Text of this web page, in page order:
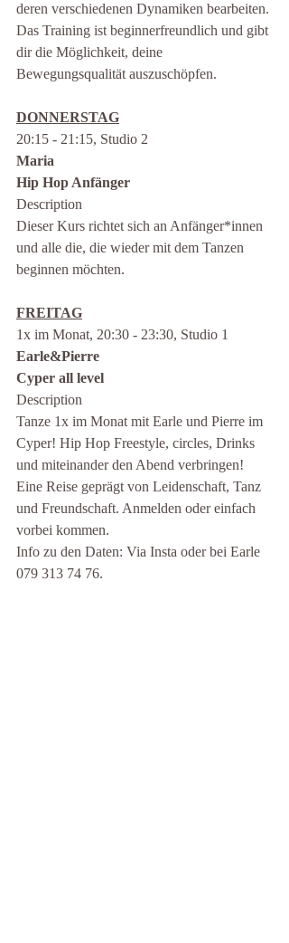
deren verschiedenen Dynamiken bearbeiten.
Das Training ist beginnerfreundlich und gibt
dir die Möglichkeit, deine
Bewegungsqualität auszuschöpfen.
DONNERSTAG
20:15 - 21:15, Studio 2
Maria
Hip Hop Anfänger
Description
Dieser Kurs richtet sich an Anfänger*innen
und alle die, die wieder mit dem Tanzen
beginnen möchten.
FREITAG
1x im Monat, 20:30 - 23:30, Studio 1
Earle&Pierre
Cyper all level
Description
Tanze 1x im Monat mit Earle und Pierre im
Cyper! Hip Hop Freestyle, circles, Drinks
und miteinander den Abend verbringen!
Eine Reise geprägt von Leidenschaft, Tanz
und Freundschaft. Anmelden oder einfach
vorbei kommen.
Info zu den Daten: Via Insta oder bei Earle
079 313 74 76.